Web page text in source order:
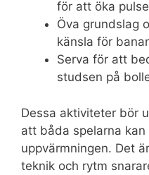
för att öka
Öva grundslag
känsla för
Serva för att
studsen på
Dessa aktiviteter bör
att båda spelarna
uppvärmningen. Det
teknik och rytm